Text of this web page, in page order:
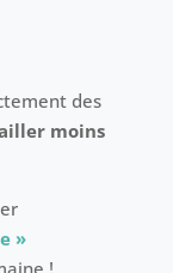
des
moins
»
!